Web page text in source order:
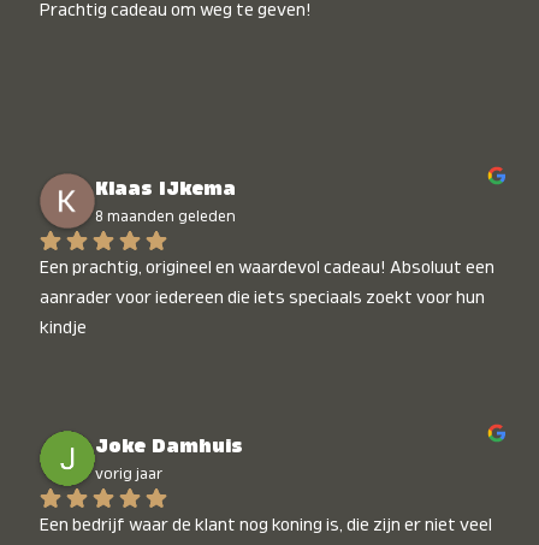
Prachtig cadeau om weg te geven!
Klaas IJkema
8 maanden geleden
Een prachtig, origineel en waardevol cadeau! Absoluut een
aanrader voor iedereen die iets speciaals zoekt voor hun
kindje
Joke Damhuis
vorig jaar
Een bedrijf waar de klant nog koning is, die zijn er niet veel